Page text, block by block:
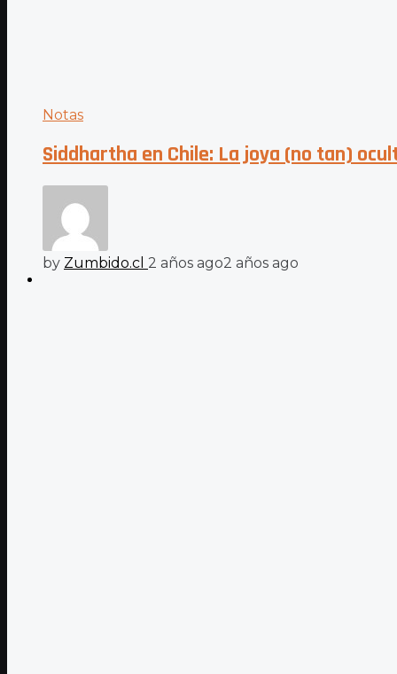
Notas
Siddhartha en Chile: La joya (no tan)
by Zumbido.cl 2 años ago2 años ago